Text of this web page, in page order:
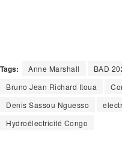
Tags: Anne Marshall BAD
Bruno Jean Richard Itoua
Denis Sassou Nguesso
Hydroélectricité Congo